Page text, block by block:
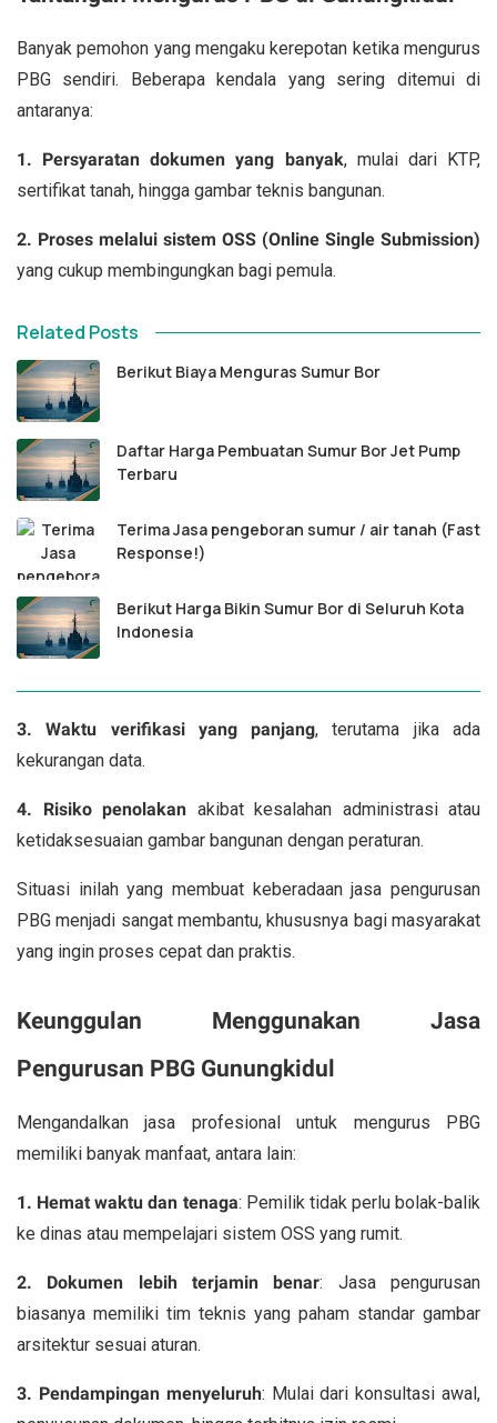
Banyak pemohon yang mengaku kerepotan ketika mengurus
PBG sendiri. Beberapa kendala yang sering ditemui di
antaranya:
1. Persyaratan dokumen yang banyak, mulai dari KTP,
sertifikat tanah, hingga gambar teknis bangunan.
2. Proses melalui sistem OSS (Online Single Submission)
yang cukup membingungkan bagi pemula.
Related Posts
Berikut Biaya Menguras Sumur Bor
Daftar Harga Pembuatan Sumur Bor Jet Pump
Terbaru
Terima Jasa pengeboran sumur / air tanah (Fast
Response!)
Berikut Harga Bikin Sumur Bor di Seluruh Kota
Indonesia
3. Waktu verifikasi yang panjang, terutama jika ada
kekurangan data.
4. Risiko penolakan akibat kesalahan administrasi atau
ketidaksesuaian gambar bangunan dengan peraturan.
Situasi inilah yang membuat keberadaan jasa pengurusan
PBG menjadi sangat membantu, khususnya bagi masyarakat
yang ingin proses cepat dan praktis.
Keunggulan Menggunakan Jasa
Pengurusan PBG Gunungkidul
Mengandalkan jasa profesional untuk mengurus PBG
memiliki banyak manfaat, antara lain:
1. Hemat waktu dan tenaga: Pemilik tidak perlu bolak-balik
ke dinas atau mempelajari sistem OSS yang rumit.
2. Dokumen lebih terjamin benar: Jasa pengurusan
biasanya memiliki tim teknis yang paham standar gambar
arsitektur sesuai aturan.
3. Pendampingan menyeluruh: Mulai dari konsultasi awal,